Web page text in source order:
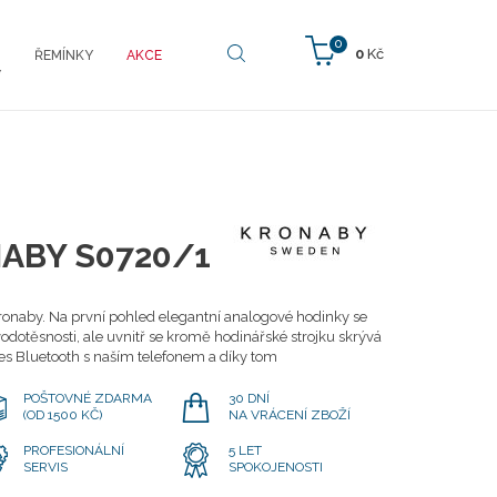
0
0 Kč
ŘEMÍNKY AKCE
S0720/1
Na první pohled elegantní analogové hodinky se
ale uvnitř se kromě hodinářské strojku skrývá
Bluetooth s naším telefonem a díky tom
POŠTOVNÉ ZDARMA
(OD 1500 KČ)
30 DNÍ
NA VRÁCENÍ ZBOŽÍ
PROFESIONÁLNÍ
SERVIS
5 LET
SPOKOJENOSTI